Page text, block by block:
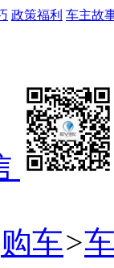
政策福利 车主故
购车>